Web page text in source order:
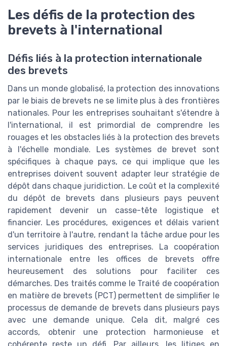
Les défis de la protection des
brevets à l'international
Défis liés à la protection internationale
des brevets
Dans un monde globalisé, la protection des innovations
par le biais de brevets ne se limite plus à des frontières
nationales. Pour les entreprises souhaitant s'étendre à
l'international, il est primordial de comprendre les
rouages et les obstacles liés à la protection des brevets
à l'échelle mondiale. Les systèmes de brevet sont
spécifiques à chaque pays, ce qui implique que les
entreprises doivent souvent adapter leur stratégie de
dépôt dans chaque juridiction. Le coût et la complexité
du dépôt de brevets dans plusieurs pays peuvent
rapidement devenir un casse-tête logistique et
financier. Les procédures, exigences et délais varient
d'un territoire à l'autre, rendant la tâche ardue pour les
services juridiques des entreprises. La coopération
internationale entre les offices de brevets offre
heureusement des solutions pour faciliter ces
démarches. Des traités comme le Traité de coopération
en matière de brevets (PCT) permettent de simplifier le
processus de demande de brevets dans plusieurs pays
avec une demande unique. Cela dit, malgré ces
accords, obtenir une protection harmonieuse et